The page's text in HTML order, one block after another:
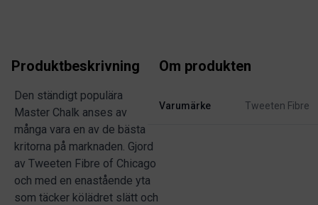
Produktbeskrivning
Den ständigt populära
Master Chalk anses av
många vara en av de bästa
kritorna på marknaden. Gjord
av Tweeten Fibre of Chicago
och med en enastående yta
som täcker kölädret slätt och
Om produkten
Varumärke Tweeten Fibre